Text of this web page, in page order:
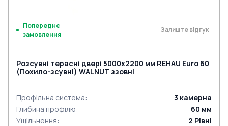
Попереднє
замовлення
Залиште відгук
Розсувні терасні двері 5000x2200 мм REHAU Euro 60
(Похило-зсувні) WALNUT ззовні
Профільна система: 3 камерна
Глибина профілю: 60 мм
Ущільнення: 2 Рівні